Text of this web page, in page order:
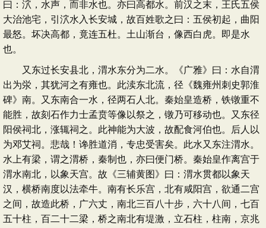
曰：泬，水声，而非水也。亦曰高都水。前汉之末，王氏五侯
大治池宅，引泬水入长安城，故百姓歌之曰：五侯初起，曲阳
最怒。坏决高都，竟连五杜。土山渐台，像西白虎。即是水
也。
又东过长安县北，渭水东分为二水。《广雅》曰：水自渭
出为泶，其犹河之有雍也。此渎东北流，径《魏雍州刺史郭淮
碑》南。又东南合一水，径两石人北。秦始皇造桥，铁镦重不
能胜，故刻石作力士孟贲等像以祭之，镦乃可移动也。又东径
阳侯祠北，涨辄祠之。此神能为大波，故配食河伯也。后人以
为邓艾祠。悲哉！谗胜道消，专忠受害矣。此水又东注渭水。
水上有梁，谓之渭桥，秦制也，亦曰便门桥。秦始皇作离宫于
渭水南北，以象天宫。故《三辅黄图》曰：渭水贯都以象天
汉，横桥南度以法牵牛。南有长乐宫，北有咸阳宫，欲通二宫
之间，故造此桥，广六丈，南北三百八十步，六十八间，七百
五十柱，百二十二梁，桥之南北有堤激，立石柱，柱南，京兆